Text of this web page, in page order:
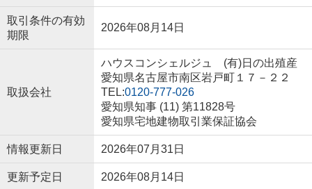
取引条件の有効
期限
2026年08月14日
取扱会社
ハウスコンシェルジュ (有)日の出殖産
愛知県名古屋市南区岩戸町１７－２２
TEL:0120-777-026
愛知県知事 (11) 第11828号
愛知県宅地建物取引業保証協会
情報更新日 2026年07月31日
更新予定日 2026年08月14日